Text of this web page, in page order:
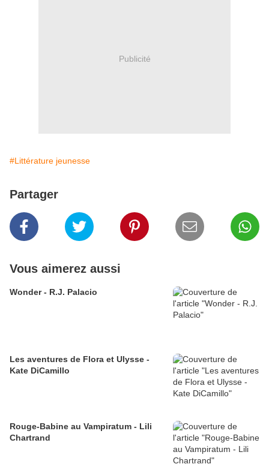
Publicité
#Littérature jeunesse
Partager
Vous aimerez aussi
Wonder - R.J. Palacio
Les aventures de Flora et Ulysse -
Kate DiCamillo
Rouge-Babine au Vampiratum - Lili
Chartrand